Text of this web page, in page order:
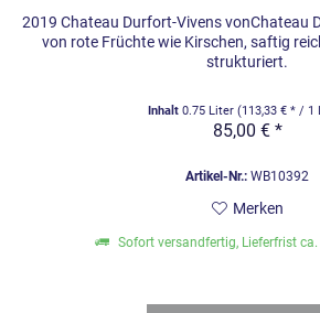
2019 Chateau Durfort-Vivens vonChateau
von rote Früchte wie Kirschen, saftig
strukturiert.
Inhalt 0.75 Liter (113,33 € * / 1
85,00 € *
Artikel-Nr.: WB10392
Merken
Sofort versandfertig, Lieferfrist